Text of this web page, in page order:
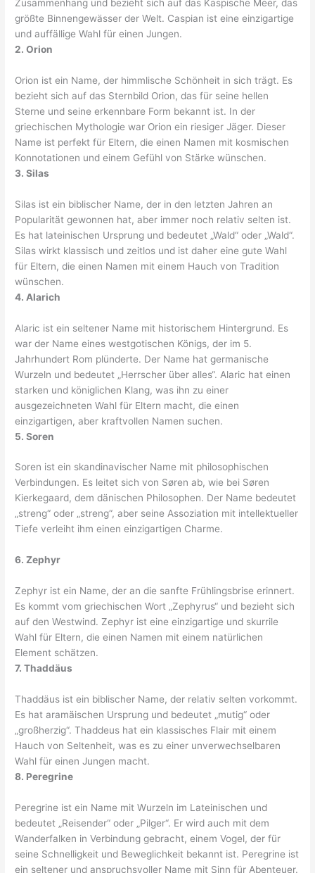
Zusammenhang und bezieht sich auf das Kaspische Meer, das
größte Binnengewässer der Welt. Caspian ist eine einzigartige
und auffällige Wahl für einen Jungen.
2. Orion
Orion ist ein Name, der himmlische Schönheit in sich trägt. Es
bezieht sich auf das Sternbild Orion, das für seine hellen
Sterne und seine erkennbare Form bekannt ist. In der
griechischen Mythologie war Orion ein riesiger Jäger. Dieser
Name ist perfekt für Eltern, die einen Namen mit kosmischen
Konnotationen und einem Gefühl von Stärke wünschen.
3. Silas
Silas ist ein biblischer Name, der in den letzten Jahren an
Popularität gewonnen hat, aber immer noch relativ selten ist.
Es hat lateinischen Ursprung und bedeutet „Wald“ oder „Wald“.
Silas wirkt klassisch und zeitlos und ist daher eine gute Wahl
für Eltern, die einen Namen mit einem Hauch von Tradition
wünschen.
4. Alarich
Alaric ist ein seltener Name mit historischem Hintergrund. Es
war der Name eines westgotischen Königs, der im 5.
Jahrhundert Rom plünderte. Der Name hat germanische
Wurzeln und bedeutet „Herrscher über alles“. Alaric hat einen
starken und königlichen Klang, was ihn zu einer
ausgezeichneten Wahl für Eltern macht, die einen
einzigartigen, aber kraftvollen Namen suchen.
5. Soren
Soren ist ein skandinavischer Name mit philosophischen
Verbindungen. Es leitet sich von Søren ab, wie bei Søren
Kierkegaard, dem dänischen Philosophen. Der Name bedeutet
„streng“ oder „streng“, aber seine Assoziation mit intellektueller
Tiefe verleiht ihm einen einzigartigen Charme.
6. Zephyr
Zephyr ist ein Name, der an die sanfte Frühlingsbrise erinnert.
Es kommt vom griechischen Wort „Zephyrus“ und bezieht sich
auf den Westwind. Zephyr ist eine einzigartige und skurrile
Wahl für Eltern, die einen Namen mit einem natürlichen
Element schätzen.
7. Thaddäus
Thaddäus ist ein biblischer Name, der relativ selten vorkommt.
Es hat aramäischen Ursprung und bedeutet „mutig“ oder
„großherzig“. Thaddeus hat ein klassisches Flair mit einem
Hauch von Seltenheit, was es zu einer unverwechselbaren
Wahl für einen Jungen macht.
8. Peregrine
Peregrine ist ein Name mit Wurzeln im Lateinischen und
bedeutet „Reisender“ oder „Pilger“. Er wird auch mit dem
Wanderfalken in Verbindung gebracht, einem Vogel, der für
seine Schnelligkeit und Beweglichkeit bekannt ist. Peregrine ist
ein seltener und anspruchsvoller Name mit Sinn für Abenteuer.